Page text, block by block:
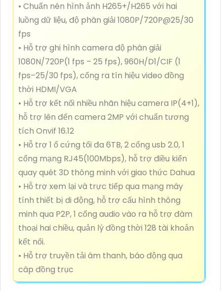
• Chuẩn nén hình ảnh H265+/H265 với hai
luồng dữ liệu, độ phân giải 1080P/720P@25/30
fps
• Hỗ trợ ghi hình camera độ phân giải
1080N/720P(1 fps – 25 fps), 960H/D1/CIF (1
fps–25/30 fps), cổng ra tín hiệu video đồng
thời HDMI/VGA
• Hỗ trợ kết nối nhiều nhãn hiệu camera IP(4+1),
hỗ trợ lên đến camera 2MP với chuẩn tương
tích Onvif 16.12
• Hỗ trợ 1 ổ cứng tối đa 6TB, 2 cổng usb 2.0, 1
cổng mạng RJ45(100Mbps), hỗ trợ điều kiển
quay quét 3D thông minh với giao thức Dahua
• Hỗ trợ xem lại và trực tiếp qua mạng máy
tính thiết bị di động, hỗ trợ cấu hình thông
minh qua P2P, 1 cổng audio vào ra hỗ trợ đàm
thoại hai chiều, quản lý đồng thời 128 tài khoản
kết nối.
• Hỗ trợ truyền tải âm thanh, báo động qua
cáp đồng trục